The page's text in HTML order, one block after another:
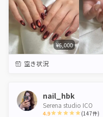
¥6,000
空き状況
nail_hbk
Serena studio ICO
4.9 (147件)